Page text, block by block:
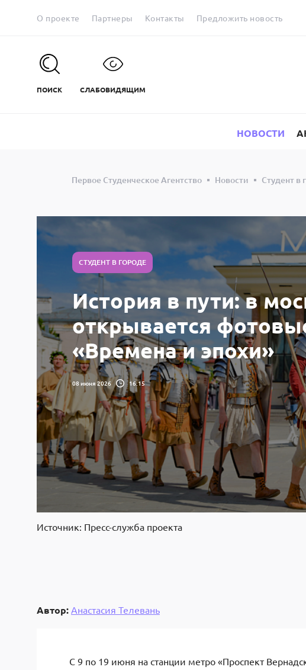
О проекте Партнеры Контакты Предложить новость
ПОИСК СЛАБОВИДЯЩИМ
НОВОСТИ
Первое Студенческое Агентство Новости Студент в
СТУДЕНТ В ГОРОДЕ
История в пути: в
открывается
«Времена и эпохи»
08 июня 2026 16:15
Источник: Пресс-служба проекта
Автор: Анастасия Телевань
С 9 по 19 июня на станции метро «Проспект